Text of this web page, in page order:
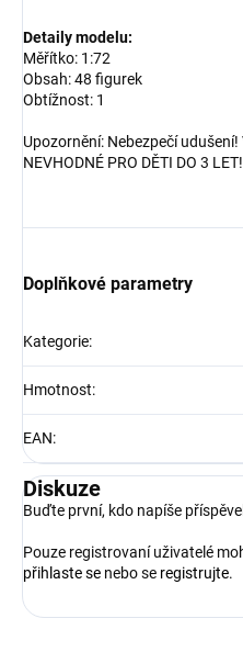
Detaily modelu:
Měřítko: 1:72
Obsah: 48 figurek
Obtížnost: 1
Upozornění: Nebezpečí
NEVHODNÉ PRO DĚTI DO 3 LET!
Doplňkové parametry
Kategorie:
Hmotnost:
EAN:
Diskuze
Buďte první, kdo napíše
Pouze registrovaní uživatelé
přihlaste se nebo se registrujte.